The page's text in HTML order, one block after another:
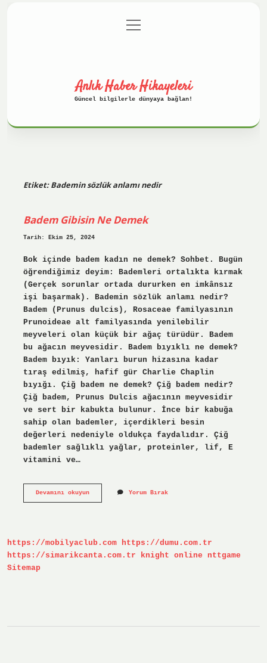
Gizlilik Politikası
menüyü
aç
Anlık Haber Hikayeleri
Güncel bilgilerle dünyaya bağlan!
Etiket:Bademin sözlük anlamı nedir
Badem Gibisin Ne Demek
Tarih: Ekim 25, 2024
Bok içinde badem kadın ne demek? Sohbet. Bugün
öğrendiğimiz deyim: Bademleri ortalıkta kırmak
(Gerçek sorunlar ortada dururken en imkânsız
işi başarmak). Bademin sözlük anlamı nedir?
Badem (Prunus dulcis), Rosaceae familyasının
Prunoideae alt familyasında yenilebilir
meyveleri olan küçük bir ağaç türüdür. Badem
bu ağacın meyvesidir. Badem bıyıklı ne demek?
Badem bıyık: Yanları burun hizasına kadar
tıraş edilmiş, hafif gür Charlie Chaplin
bıyığı. Çiğ badem ne demek? Çiğ badem nedir?
Çiğ badem, Prunus Dulcis ağacının meyvesidir
ve sert bir kabukta bulunur. İnce bir kabuğa
sahip olan bademler, içerdikleri besin
değerleri nedeniyle oldukça faydalıdır. Çiğ
bademler sağlıklı yağlar, proteinler, lif, E
vitamini ve…
Devamını okuyunBadem
Yorum Bırak
https://mobilyaclub.com https://dumu.com.tr
https://simarikcanta.com.tr
knight online
nttgame
Sitemap